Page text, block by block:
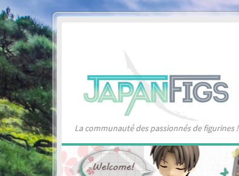
La communauté des passionnés de figurines !